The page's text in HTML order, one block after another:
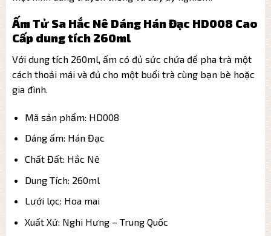
Ấm Tử Sa Hắc Nê Dáng Hán Đạc HD008 Cao
Cấp dung tích 260ml
Với dung tích 260ml, ấm có đủ sức chứa để pha trà một
cách thoải mái và đủ cho một buổi trà cùng bạn bè hoặc
gia đình.
Mã sản phẩm: HD008
Dáng ấm: Hán Đạc
Chất Đất: Hắc Nê
Dung Tích: 260ml
Lưới lọc: Hoa mai
Xuất Xứ: Nghi Hưng – Trung Quốc